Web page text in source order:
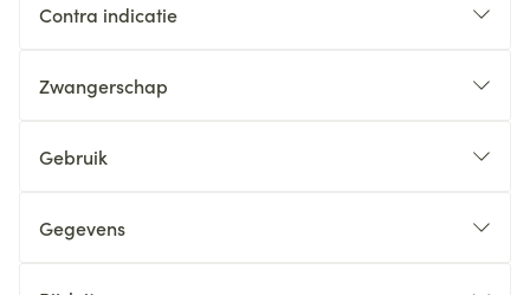
Contra indicatie
Zwangerschap
Gebruik
Gegevens